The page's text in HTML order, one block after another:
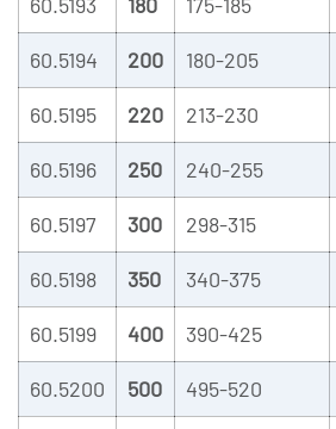
60.5194 200 180-205
60.5195 220 213-230
60.5196 250 240-255
60.5197 300 298-315
60.5198 350 340-375
60.5199 400 390-425
60.5200 500 495-520